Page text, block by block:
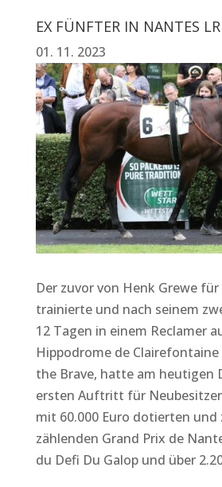
EX FÜNFTER IN NANTES LR
01. 11. 2023
Der zuvor von Henk Grewe für
trainierte und nach seinem
12 Tagen in einem Reclamer
Hippodrome de
the Brave, hatte am heutigen
ersten Auftritt für Neubesitzer
mit 60.000 Euro dotierten und
zählenden Grand Prix de
du Defi Du Galop und über